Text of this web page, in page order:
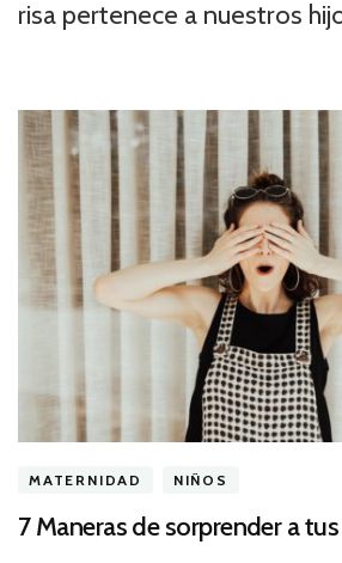
risa pertenece a nuestros
MATERNIDAD NIÑOS
7 Maneras de sorprender a